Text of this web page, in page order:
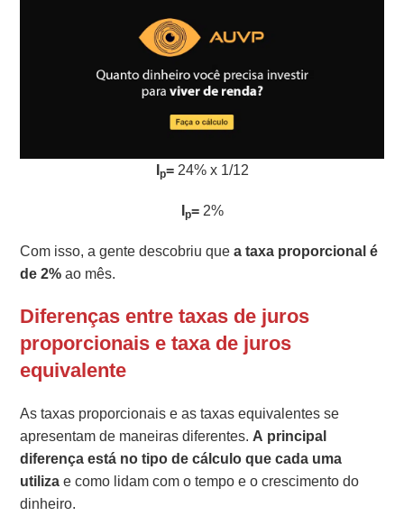
Ip=24% x 1/12
Ip=2%
Com isso, a gente descobriu quea taxa proporcional é
de 2%ao mês.
Diferenças entre taxas de juros
proporcionais e taxa de juros
equivalente
As taxas proporcionais e as taxas equivalentes se
apresentam de maneiras diferentes.A principal
diferença está no tipo de cálculo que cada uma
utilizae como lidam com o tempo e o crescimento do
dinheiro.